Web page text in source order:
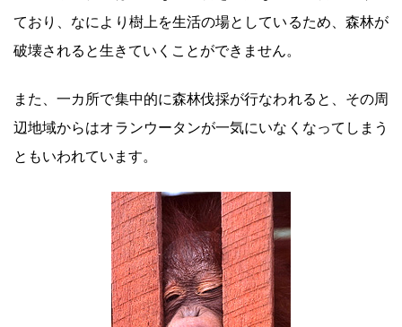
ており、なにより樹上を生活の場としているため、森林が
破壊されると生きていくことができません。
また、一カ所で集中的に森林伐採が行なわれると、その周
辺地域からはオランウータンが一気にいなくなってしまう
ともいわれています。